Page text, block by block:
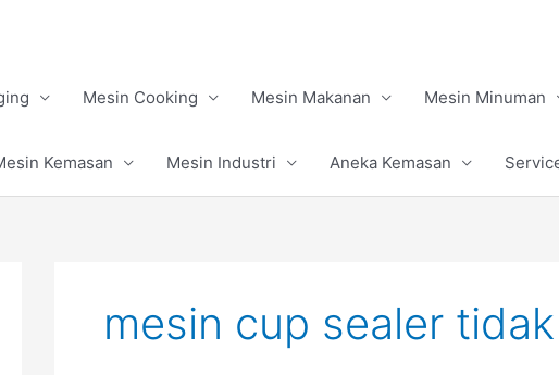
Mesin Cooking Mesin Makanan Mesin Minuman
Kemasan Mesin Industri Aneka Kemasan
mesin cup sealer